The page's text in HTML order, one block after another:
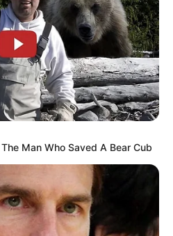
Man Who Saved A Bear Cub